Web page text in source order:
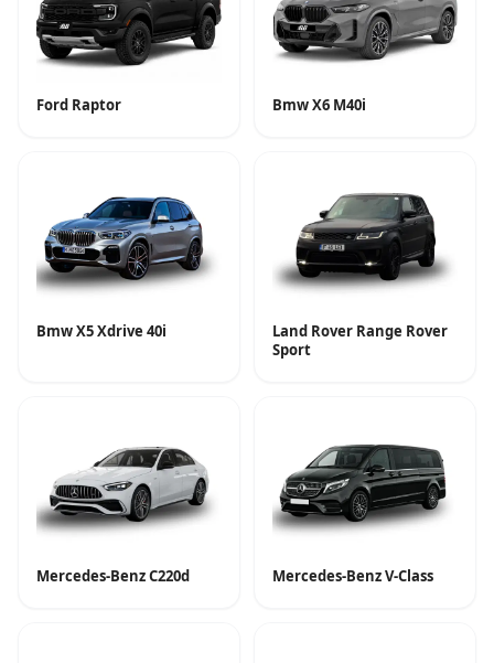
Ford Raptor Bmw X6 M40i
Bmw X5 Xdrive 40i
Land Rover Range Rover
Sport
Mercedes-Benz C220d Mercedes-Benz V-Class